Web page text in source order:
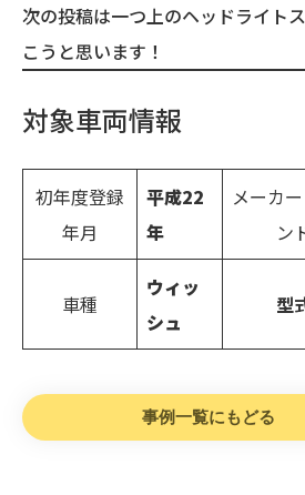
次の投稿は一つ上のヘッドライト
こうと思います！
対象車両情報
初年度登録
年月
平成22
年
メーカ
ン
車種
ウィッ
シュ
型
事例一覧にもどる